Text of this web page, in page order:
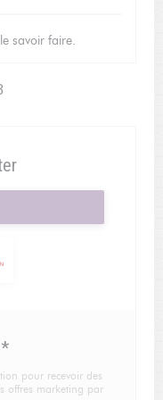
savoir faire.
*
pour recevoir des
offres marketing par